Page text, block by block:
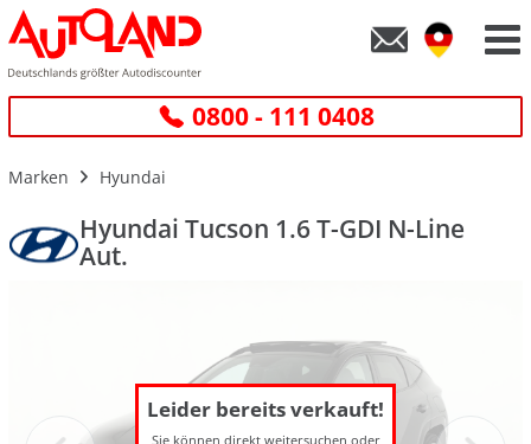
0800 - 111 0408
Marken Hyundai
Hyundai Tucson 1.6 T-GDI N-Line
Aut.
Leider bereits verkauft!
Sie können direkt weitersuchen oder